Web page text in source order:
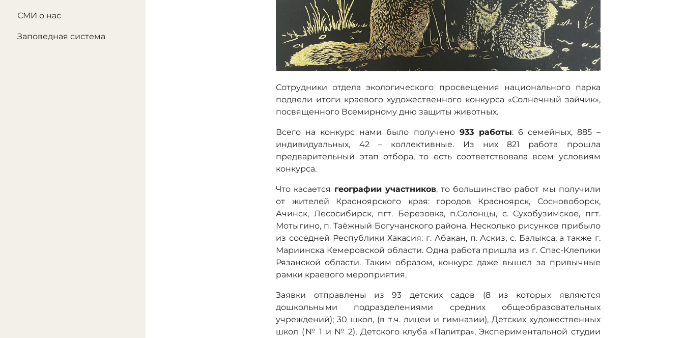
СМИ о нас
Заповедная система
Сотрудники отдела экологического просвещения национального парка
подвели итоги краевого художественного конкурса «Солнечный зайчик»,
посвященного Всемирному дню защиты животных.
Всего на конкурс нами было получено 933 работы: 6 семейных, 885 –
индивидуальных, 42 – коллективные. Из них 821 работа прошла
предварительный этап отбора, то есть соответствовала всем условиям
конкурса.
Что касается географии участников, то большинство работ мы получили
от жителей Красноярского края: городов Красноярск, Сосновоборск,
Ачинск, Лесосибирск, пгт. Березовка, п.Солонцы, c. Сухобузимское, пгт.
Мотыгино, п. Таёжный Богучанского района. Несколько рисунков прибыло
из соседней Республики Хакасия: г. Абакан, п. Аскиз, с. Балыкса, а также г.
Мариинска Кемеровской области. Одна работа пришла из г. Спас-Клепики
Рязанской области. Таким образом, конкурс даже вышел за привычные
рамки краевого мероприятия.
Заявки отправлены из 93 детских садов (8 из которых являются
дошкольными подразделениями средних общеобразовательных
учреждений); 30 школ, (в т.ч. лицеи и гимназии), Детских художественных
школ (№ 1 и № 2), Детского клуба «Палитра», Экспериментальной студии